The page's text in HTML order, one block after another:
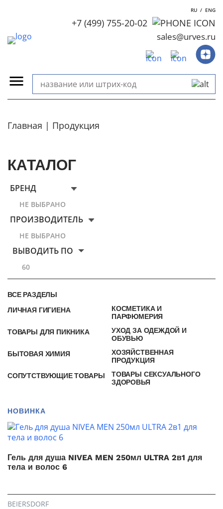
RU / ENG
+7 (499) 755-20-02
sales@urves.ru
Главная Продукция
КАТАЛОГ
БРЕНД
НЕ ВЫБРАНО
ПРОИЗВОДИТЕЛЬ
НЕ ВЫБРАНО
ВЫВОДИТЬ ПО
60
ВСЕ РАЗДЕЛЫ
ЛИЧНАЯ ГИГИЕНА
КОСМЕТИКА И
ПАРФЮМЕРИЯ
ТОВАРЫ ДЛЯ ПИКНИКА
УХОД ЗА ОДЕЖДОЙ И
ОБУВЬЮ
БЫТОВАЯ ХИМИЯ
ХОЗЯЙСТВЕННАЯ
ПРОДУКЦИЯ
СОПУТСТВУЮЩИЕ ТОВАРЫ
ТОВАРЫ СЕКСУАЛЬНОГО
ЗДОРОВЬЯ
НОВИНКА
Гель для душа NIVEA MEN 250мл ULTRA 2в1 для
тела и волос 6
BEIERSDORF